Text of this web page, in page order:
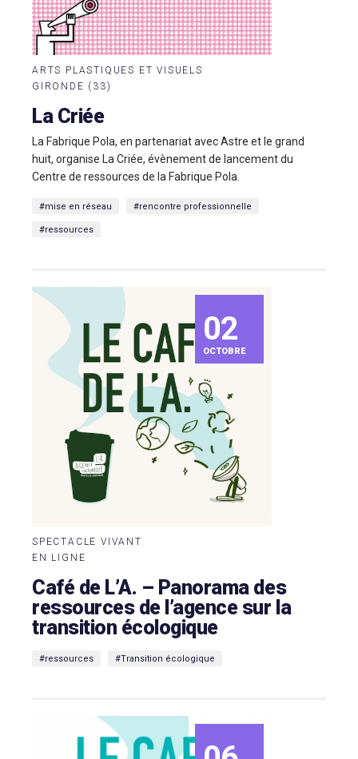
ARTS PLASTIQUES ET VISUELS
GIRONDE (33)
La Criée
La Fabrique Pola, en partenariat avec Astre et le grand
huit, organise La Criée, évènement de lancement du
Centre de ressources de la Fabrique Pola.
#mise en réseau #rencontre professionnelle
#ressources
02
OCTOBRE
SPECTACLE VIVANT
EN LIGNE
Café de L’A. – Panorama des
ressources de l’agence sur la
transition écologique
#ressources #Transition écologique